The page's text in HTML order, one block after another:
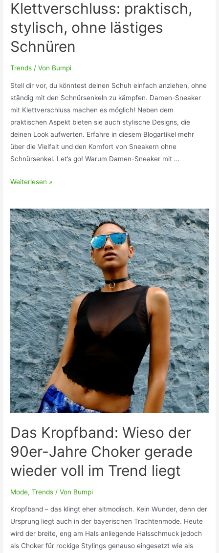
Klettverschluss: praktisch,
stylisch, ohne lästiges
Schnüren
Trends / Von Bumpi
Stell dir vor, du könntest deinen Schuh einfach anziehen, ohne
ständig mit den Schnürsenkeln zu kämpfen. Damen-Sneaker
mit Klettverschluss machen es möglich! Neben dem
praktischen Aspekt bieten sie auch stylische Designs, die
deinen Look aufwerten. Erfahre in diesem Blogartikel mehr
über die Vielfalt und den Komfort von Sneakern ohne
Schnürsenkel. Let’s go! Warum Damen-Sneaker mit …
Damen-
Klettverschluss:
praktisch,
stylisch,
ohne
lästiges
Schnüren
Weiterlesen »
Das Kropfband: Wieso der
90er-Jahre Choker gerade
wieder voll im Trend liegt
Mode,Trends / Von Bumpi
Kropfband – das klingt eher altmodisch. Kein Wunder, denn der
Ursprung liegt auch in der bayerischen Trachtenmode. Heute
wird der breite, eng am Hals anliegende Halsschmuck jedoch
als Choker für rockige Stylings genauso eingesetzt wie als